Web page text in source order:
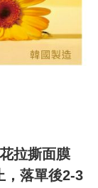
拉撕面膜
，落單後2-3